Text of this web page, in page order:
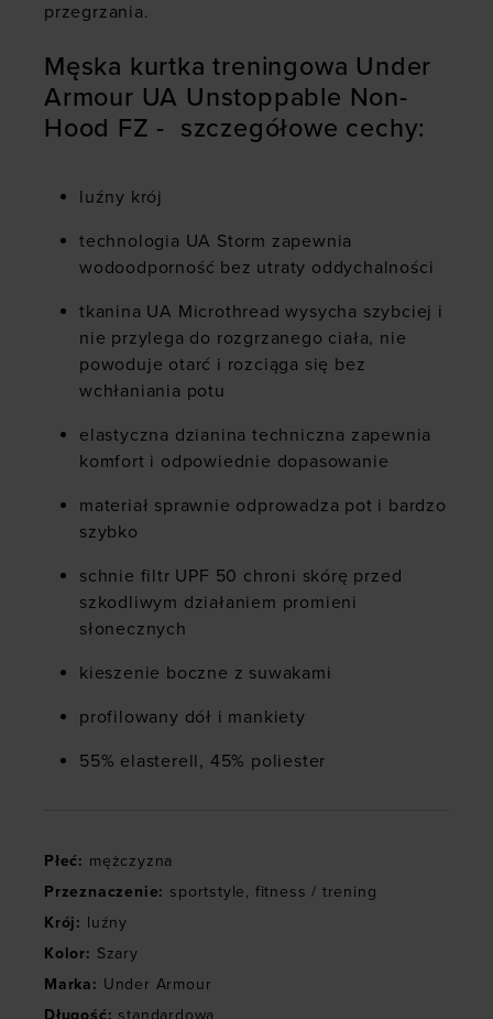
przegrzania.
Męska kurtka treningowa Under
Armour UA Unstoppable Non-
Hood FZ - szczegółowe cechy:
luźny krój
technologia UA Storm zapewnia
wodoodporność bez utraty oddychalności
tkanina UA Microthread wysycha szybciej i
nie przylega do rozgrzanego ciała, nie
powoduje otarć i rozciąga się bez
wchłaniania potu
elastyczna dzianina techniczna zapewnia
komfort i odpowiednie dopasowanie
materiał sprawnie odprowadza pot i bardzo
szybko
schnie filtr UPF 50 chroni skórę przed
szkodliwym działaniem promieni
słonecznych
kieszenie boczne z suwakami
profilowany dół i mankiety
55% elasterell, 45% poliester
Płeć: mężczyzna
Przeznaczenie: sportstyle, fitness / trening
Krój: luźny
Kolor: Szary
Marka: Under Armour